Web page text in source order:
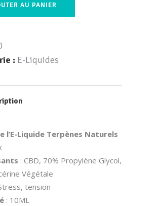
AU PANIER
: E-Liquides
l’E-Liquide Terpènes Naturels
: CBD, 70% Propylène Glycol,
Végétale
tension
: 10ML